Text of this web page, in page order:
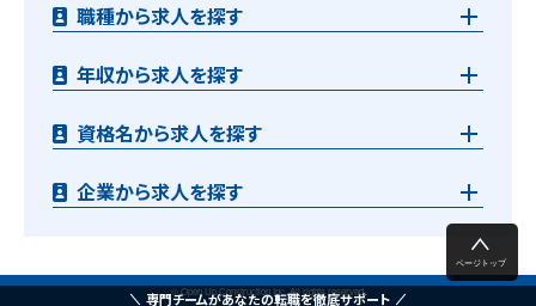
職種から求人を探す
年収から求人を探す
資格名から求人を探す
企業から求人を探す
© Open Up Construction Inc. All rights reserved.
専門チームがあなたの転職を徹底サポート